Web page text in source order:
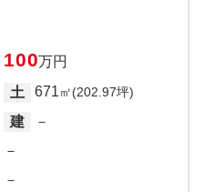
100万円
土
671㎡(202.97坪)
建
－
－
－